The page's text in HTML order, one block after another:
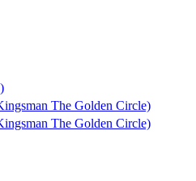
The Golden Circle)
The Golden Circle)